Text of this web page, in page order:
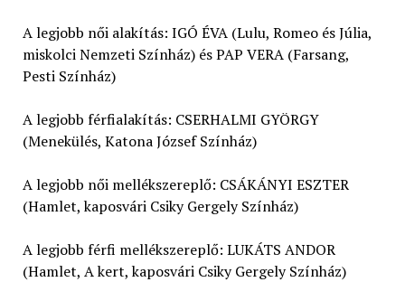
A legjobb női alakítás: IGÓ ÉVA (Lulu, Romeo és Júlia,
miskolci Nemzeti Színház) és PAP VERA (Farsang,
Pesti Színház)
A legjobb férfialakítás: CSERHALMI GYÖRGY
(Menekülés, Katona József Színház)
A legjobb női mellékszereplő: CSÁKÁNYI ESZTER
(Hamlet, kaposvári Csiky Gergely Színház)
A legjobb férfi mellékszereplő: LUKÁTS ANDOR
(Hamlet, A kert, kaposvári Csiky Gergely Színház)